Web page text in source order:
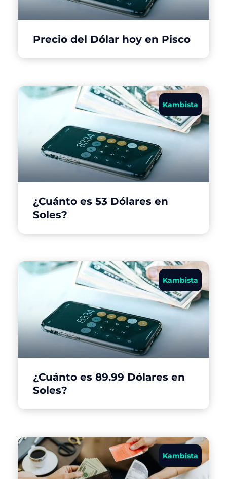
Precio del Dólar hoy en Pisco
Kambista
¿Cuánto es 53 Dólares en
Soles?
Kambista
¿Cuánto es 89.99 Dólares en
Soles?
Kambista